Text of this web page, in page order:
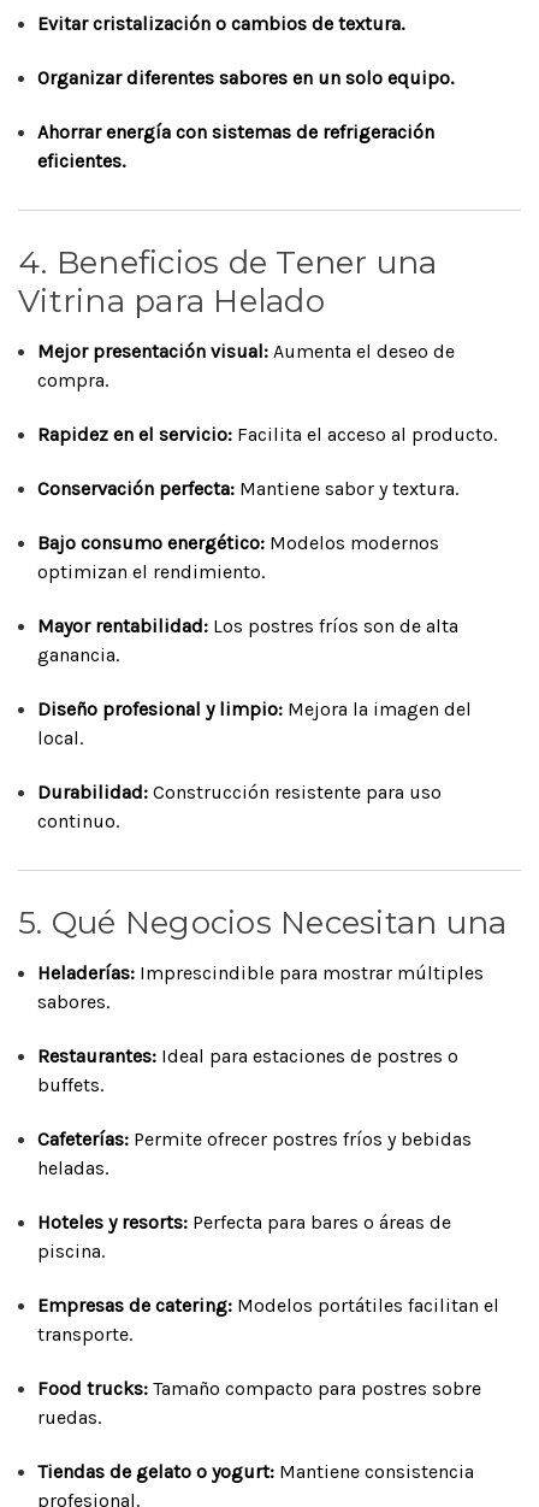
Evitar cristalización o cambios de textura.
Organizar diferentes sabores en un solo equipo.
Ahorrar energía con sistemas de refrigeración
eficientes.
4. Beneficios de Tener una
Vitrina para Helado
Mejor presentación visual: Aumenta el deseo de
compra.
Rapidez en el servicio: Facilita el acceso al producto.
Conservación perfecta: Mantiene sabor y textura.
Bajo consumo energético: Modelos modernos
optimizan el rendimiento.
Mayor rentabilidad: Los postres fríos son de alta
ganancia.
Diseño profesional y limpio: Mejora la imagen del
local.
Durabilidad: Construcción resistente para uso
continuo.
5. Qué Negocios Necesitan una
Heladerías: Imprescindible para mostrar múltiples
sabores.
Restaurantes: Ideal para estaciones de postres o
buffets.
Cafeterías: Permite ofrecer postres fríos y bebidas
heladas.
Hoteles y resorts: Perfecta para bares o áreas de
piscina.
Empresas de catering: Modelos portátiles facilitan el
transporte.
Food trucks: Tamaño compacto para postres sobre
ruedas.
Tiendas de gelato o yogurt: Mantiene consistencia
profesional.